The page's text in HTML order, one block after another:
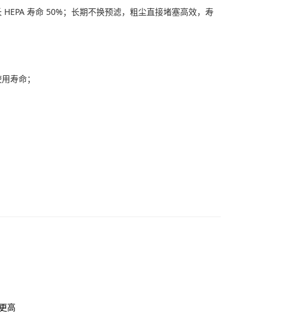
寿命 50%；长期不换预滤，粗尘直接堵塞高效，寿
寿命；
高